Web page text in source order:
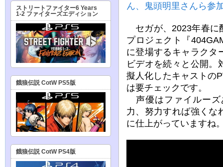
ん、鬼頭明里さんら参
セガが、2023年春に
プロジェクト『
に登場するキャラクタ
ビデオを続々と公開。
擬人化したキャストの
は要チェックです。
声優はファイルーズ
力、努力すれば強くな
に仕上がっていますね
ストリートファイター6 Years
1-2 ファイターズエディション
餓狼伝説 CotW PS5版
餓狼伝説 CotW PS4版